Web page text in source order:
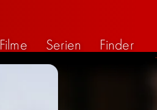
Filme Serien Finder